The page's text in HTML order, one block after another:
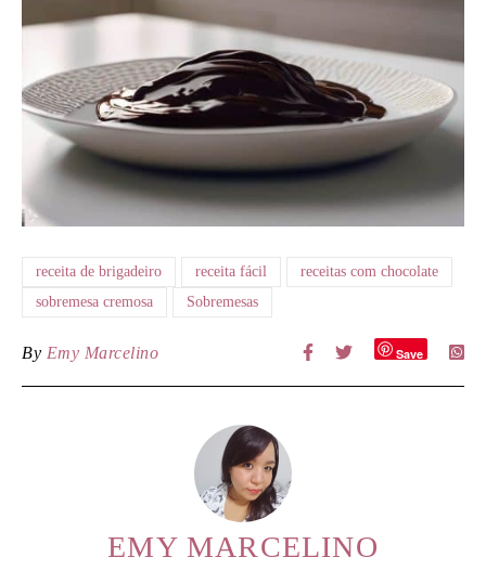
receita de brigadeiro receita fácil
receitas com chocolate
sobremesa cremosa
Sobremesas
By Emy Marcelino Save
EMY MARCELINO